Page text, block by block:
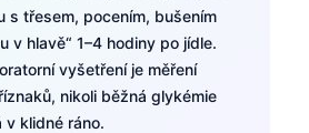
s třesem, pocením, bušením
v hlavě“ 1–4 hodiny po jídle.
vyšetření je měření
nikoli běžná glykémie
v klidné ráno.